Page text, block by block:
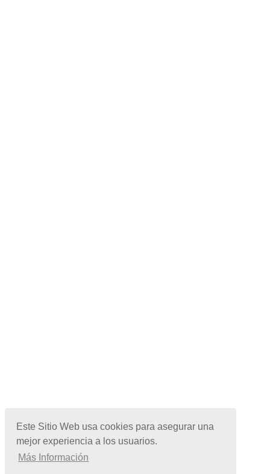
Este Sitio Web usa cookies para asegurar una
mejor experiencia a los usuarios.
Más Información